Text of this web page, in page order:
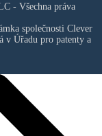
- Všechna práva
společnosti Clever
v Úřadu pro patenty a